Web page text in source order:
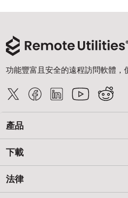
功能豐富且安全的遠程訪問軟體，
產品
下載
法律